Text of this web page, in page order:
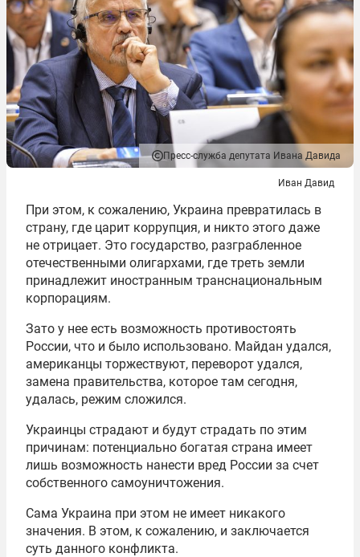
Пресс-служба депутата Ивана Давида
Иван Давид
При этом, к сожалению, Украина превратилась в
страну, где царит коррупция, и никто этого даже
не отрицает. Это государство, разграбленное
отечественными олигархами, где треть земли
принадлежит иностранным транснациональным
корпорациям.
Зато у нее есть возможность противостоять
России, что и было использовано. Майдан удался,
американцы торжествуют, переворот удался,
замена правительства, которое там сегодня,
удалась, режим сложился.
Украинцы страдают и будут страдать по этим
причинам: потенциально богатая страна имеет
лишь возможность нанести вред России за счет
собственного самоуничтожения.
Сама Украина при этом не имеет никакого
значения. В этом, к сожалению, и заключается
суть данного конфликта.